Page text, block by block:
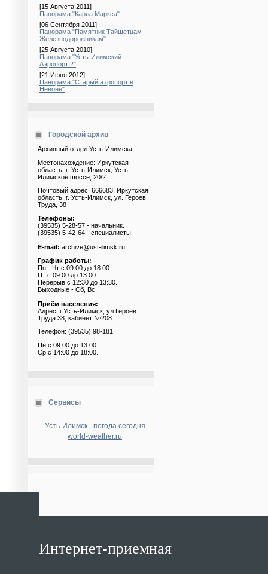
[15 Августа 2011]
Панорама "Карла Маркса"
[06 Сентября 2011]
Панорама "Памятник Тайшетцам-
Железнодорожникам"
[25 Августа 2010]
Панорама "Усть-Илимский
Аэропорт 2"
[21 Июня 2012]
Панорама "Старый аэропорт в
Невоне"
Городской архив
Архивный отдел Усть-Илимска
Местонахождение: Иркутская
область, г. Усть-Илимск, Усть-
Илимское шоссе, 20/2
Почтовый адрес: 666683, Иркутская
область, г. Усть-Илимск, ул. Героев
Труда, 38
Телефоны:
(39535) 5-28-57 - начальник.
(39535) 5-42-64 - специалисты.
E-mail: archive@ust-ilimsk.ru
График работы:
Пн - Чт с 09:00 до 18:00.
Пт с 09:00 до 13:00.
Перерыв с 12:30 до 13:30.
Выходные - Сб, Вс.
Приём населения:
Адрес: г.Усть-Илимск, ул.Героев
Труда 38, кабинет №208.
Телефон: (39535) 98-181.
Пн с 09:00 до 13:00.
Ср с 14:00 до 18:00.
Сервисы
Усть-Илимск - погода сегодня
world-weather.ru
Интернет-приемная